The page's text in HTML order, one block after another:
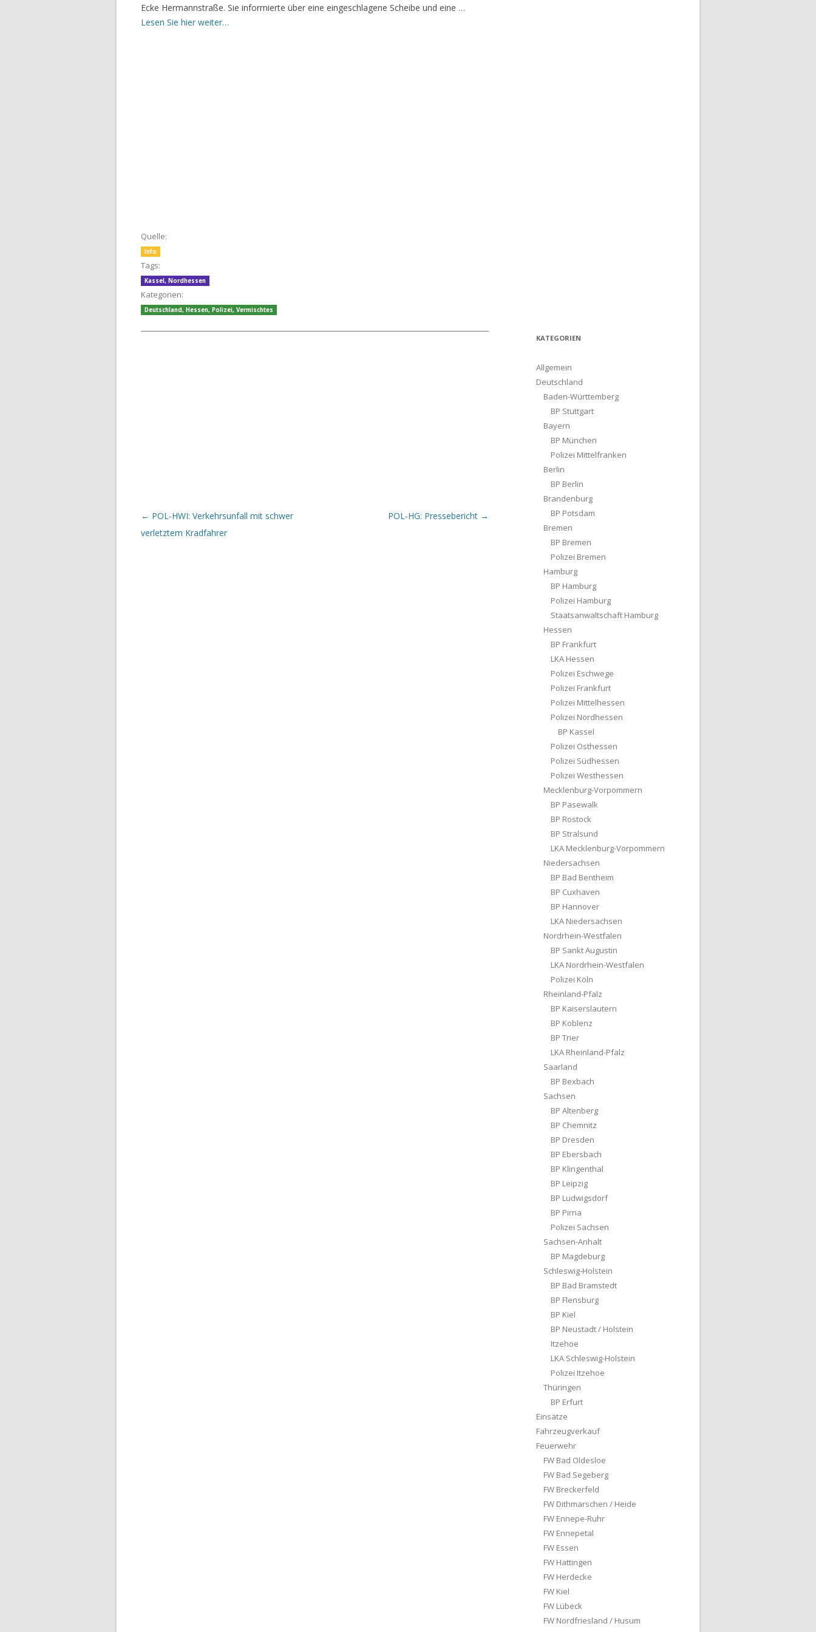
Ecke Hermannstraße. Sie informierte über eine eingeschlagene Scheibe und eine …
Lesen Sie hier weiter…
Quelle:
Info
Tags:
Kassel, Nordhessen
Kategorien:
Deutschland, Hessen, Polizei, Vermischtes
Beitrags-Navigation
← POL-HWI: Verkehrsunfall mit schwer
verletztem Kradfahrer
POL-HG: Pressebericht →
KATEGORIEN
Allgemein
Deutschland
Baden-Württemberg
BP Stuttgart
Bayern
BP München
Polizei Mittelfranken
Berlin
BP Berlin
Brandenburg
BP Potsdam
Bremen
BP Bremen
Polizei Bremen
Hamburg
BP Hamburg
Polizei Hamburg
Staatsanwaltschaft Hamburg
Hessen
BP Frankfurt
LKA Hessen
Polizei Eschwege
Polizei Frankfurt
Polizei Mittelhessen
Polizei Nordhessen
BP Kassel
Polizei Osthessen
Polizei Südhessen
Polizei Westhessen
Mecklenburg-Vorpommern
BP Pasewalk
BP Rostock
BP Stralsund
LKA Mecklenburg-Vorpommern
Niedersachsen
BP Bad Bentheim
BP Cuxhaven
BP Hannover
LKA Niedersachsen
Nordrhein-Westfalen
BP Sankt Augustin
LKA Nordrhein-Westfalen
Polizei Köln
Rheinland-Pfalz
BP Kaiserslautern
BP Koblenz
BP Trier
LKA Rheinland-Pfalz
Saarland
BP Bexbach
Sachsen
BP Altenberg
BP Chemnitz
BP Dresden
BP Ebersbach
BP Klingenthal
BP Leipzig
BP Ludwigsdorf
BP Pirna
Polizei Sachsen
Sachsen-Anhalt
BP Magdeburg
Schleswig-Holstein
BP Bad Bramstedt
BP Flensburg
BP Kiel
BP Neustadt / Holstein
Itzehoe
LKA Schleswig-Holstein
Polizei Itzehoe
Thüringen
BP Erfurt
Einsätze
Fahrzeugverkauf
Feuerwehr
FW Bad Oldesloe
FW Bad Segeberg
FW Breckerfeld
FW Dithmarschen / Heide
FW Ennepe-Ruhr
FW Ennepetal
FW Essen
FW Hattingen
FW Herdecke
FW Kiel
FW Lübeck
FW Nordfriesland / Husum